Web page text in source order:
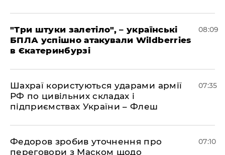
"Три штуки залетіло", – українські
БПЛА успішно атакували Wildberries
в Єкатеринбурзі
08:09
Шахраї користуються ударами армії
РФ по цивільних складах і
підприємствах України – Флеш
07:35
Федоров зробив уточнення про
переговори з Маском щодо
07:10